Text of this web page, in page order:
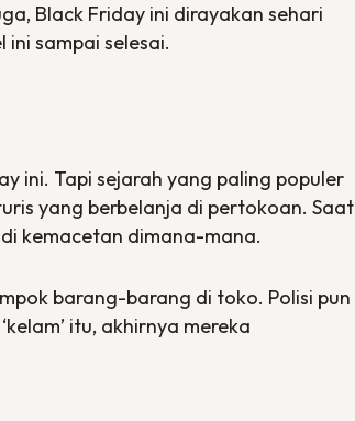
Black Friday ini dirayakan sehari
ini sampai selesai.
ini. Tapi sejarah yang paling populer
yang berbelanja di pertokoan. Saat
kemacetan dimana-mana.
barang-barang di toko. Polisi pun
itu, akhirnya mereka